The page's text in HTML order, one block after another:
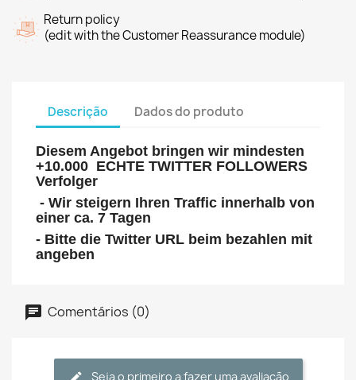
Return policy
(edit with the Customer Reassurance module)
Descrição Dados do produto
Diesem Angebot bringen wir mindesten
+10.000 ECHTE TWITTER FOLLOWERS
Verfolger
- Wir steigern Ihren Traffic innerhalb von
einer ca. 7 Tagen
- Bitte die Twitter URL beim bezahlen mit
angeben
Comentários (0)
Seja o primeiro a fazer uma avaliação